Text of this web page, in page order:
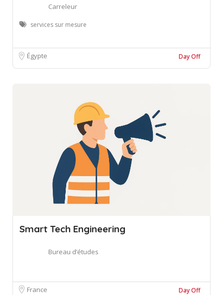
Carreleur
services sur mesure
Égypte Day Off
Smart Tech Engineering
Bureau d’études
France Day Off